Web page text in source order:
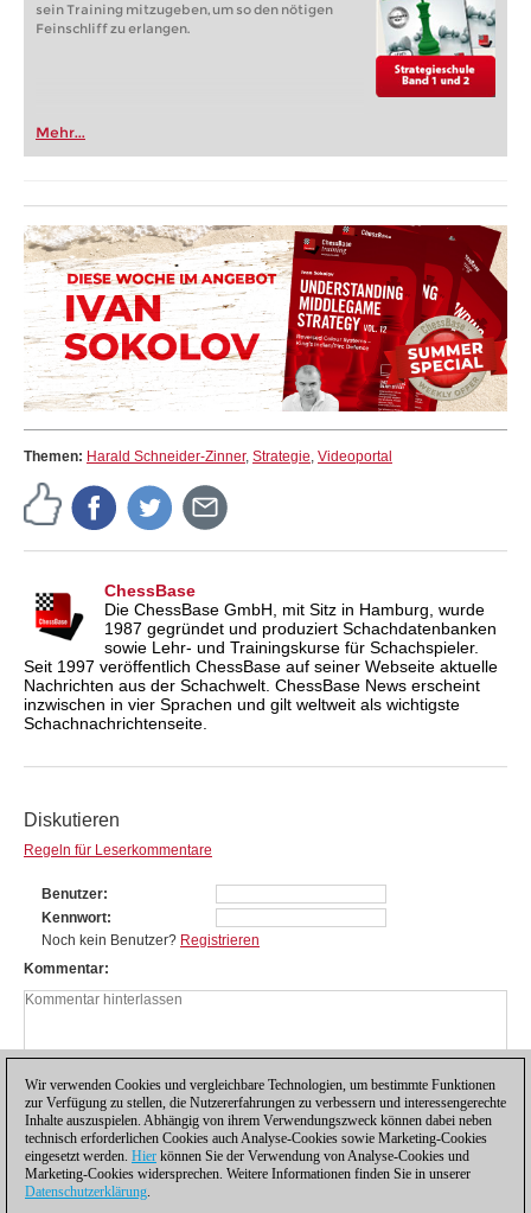
sein Training mitzugeben, um so den nötigen
Feinschliff zu erlangen.
Mehr...
Themen: Harald Schneider-Zinner, Strategie, Videoportal
ChessBase
Die ChessBase GmbH, mit Sitz in Hamburg, wurde
1987 gegründet und produziert Schachdatenbanken
sowie Lehr- und Trainingskurse für Schachspieler.
Seit 1997 veröffentlich ChessBase auf seiner Webseite aktuelle
Nachrichten aus der Schachwelt. ChessBase News erscheint
inzwischen in vier Sprachen und gilt weltweit als wichtigste
Schachnachrichtenseite.
Diskutieren
Regeln für Leserkommentare
Benutzer
Kennwort
Noch kein Benutzer? Registrieren
Kommentar
Wir verwenden Cookies und vergleichbare Technologien, um bestimmte Funktionen
zur Verfügung zu stellen, die Nutzererfahrungen zu verbessern und interessengerechte
Inhalte auszuspielen. Abhängig von ihrem Verwendungszweck können dabei neben
technisch erforderlichen Cookies auch Analyse-Cookies sowie Marketing-Cookies
eingesetzt werden. Hier können Sie der Verwendung von Analyse-Cookies und
Marketing-Cookies widersprechen. Weitere Informationen finden Sie in unserer
Datenschutzerklärung.